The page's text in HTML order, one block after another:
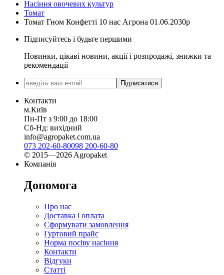
Насіння овочевих культур
Томат
Томат Гном Конфетті 10 нас Агрона 01.06.2030р
Підписуйтесь і будьте першими
Новинки, цікаві новини, акції і розпродажі, знижки та
рекомендації
Підписатися
Контакти
м.Київ
Пн-Пт з 9:00 до 18:00
Сб-Нд: вихідний
info@agropaket.com.ua
073 202-60-80098 200-60-80
© 2015—2026 Agropaket
Компанія
Допомога
Про нас
Доставка і оплата
Сформувати замовлення
Гуртовий прайс
Норма посіву насіння
Контакти
Відгуки
Статті